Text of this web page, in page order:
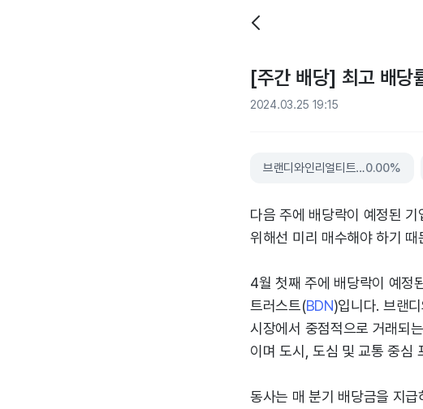
[주간 배당] 최고 배당
2024.03.25 19:15
브랜디와인리얼티트러스트0.00%
다음 주에 배당락이 예정된
위해선 미리 매수해야 하기
4월 첫째 주에 배당락이 예정
트러스트(BDN)입니다. 브랜
시장에서 중점적으로 거래되
이며 도시, 도심 및 교통 중심
동사는 매 분기 배당금을 지